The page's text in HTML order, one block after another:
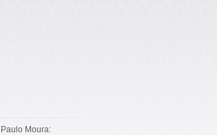
Moura: